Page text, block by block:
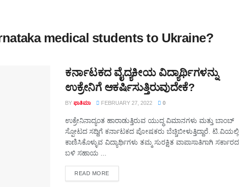
medical students to Ukraine?
ಕರ್ನಾಟಕದ ವೈದ್ಯಕೀಯ ವಿದ್ಯಾರ್ಥಿಗಳನ್ನು
ಉಕ್ರೇನಿಗೆ ಆಕರ್ಷಿಸುತ್ತಿರುವುದೇಕೆ?
BY ಫಾತಿಮಾ FEBRUARY 27, 2022 0
ಉಕ್ರೇನಿನಾದ್ಯಂತ ಹಾರಾಡುತ್ತಿರುವ ಯುದ್ಧ ವಿಮಾನಗಳು ಮತ್ತು ಬಾಂಬ್
ಸ್ಪೋಟದ ಸದ್ದಿಗೆ ಕರ್ನಾಟಕದ ಪೋಷಕರು ಬೆಚ್ಚಿಬೀಳುತ್ತಿದ್ದಾರೆ. ಟಿ.ವಿಯಲ್ಲಿ
ಕಾಣಿಸಿಕೊಳ್ಳುವ ವಿದ್ಯಾರ್ಥಿಗಳು ತಮ್ಮ ಸುರಕ್ಷಿತ ವಾಪಾಸಾತಿಗಾಗಿ ಸರ್ಕಾರದ
ಬಳಿ ಸಹಾಯ ...
READ MOREDETAILS